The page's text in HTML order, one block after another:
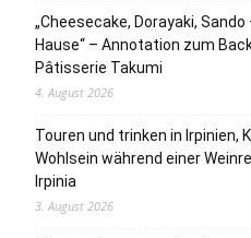
„Cheesecake, Dorayaki,
Hause“ – Annotation zum
Pâtisserie Takumi
4. August 2026
Touren und trinken in Irpinien,
Wohlsein während einer
Irpinia
3. August 2026